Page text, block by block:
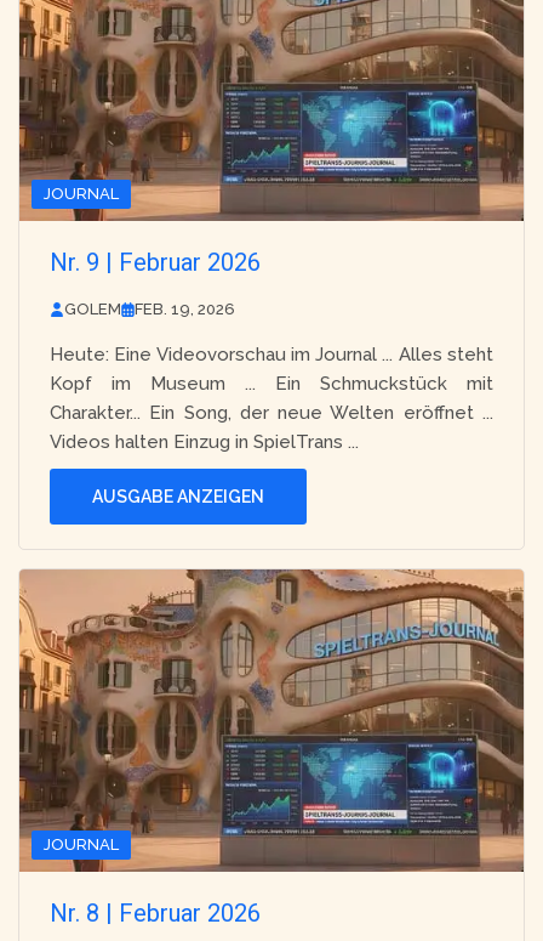
JOURNAL
Nr. 9 | Februar 2026
GOLEM FEB. 19, 2026
Heute: Eine Videovorschau im Journal ... Alles steht
Kopf im Museum ... Ein Schmuckstück mit
Charakter... Ein Song, der neue Welten eröffnet ...
Videos halten Einzug in SpielTrans ...
AUSGABE ANZEIGEN
JOURNAL
Nr. 8 | Februar 2026